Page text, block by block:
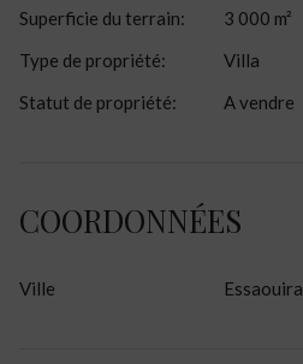
Superficie du terrain:
3 000 m²
Type de propriété:
Villa
Statut de propriété: A vendre
COORDONNÉES
Ville Essaouira